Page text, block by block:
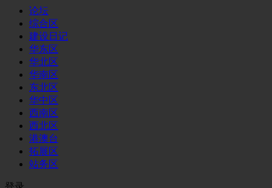
论坛
综合区
建设日记
华东区
华北区
华南区
东北区
华中区
西南区
西北区
港澳台
拓展区
站务区